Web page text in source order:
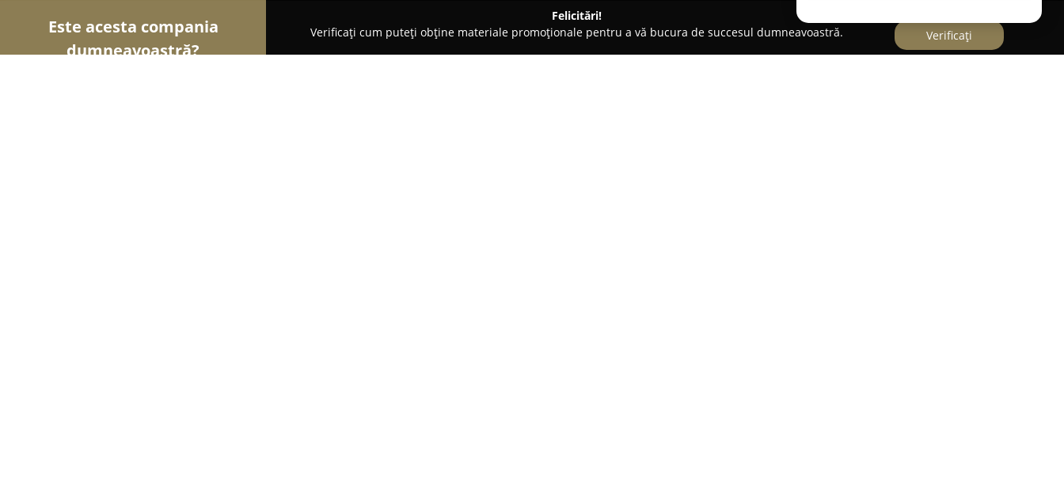
Este acesta compania
dumneavoastră?
Felicitări!
Verificați cum puteți obține materiale promoționale pentru a vă bucura de succesul dumneavoastră.
Verificați